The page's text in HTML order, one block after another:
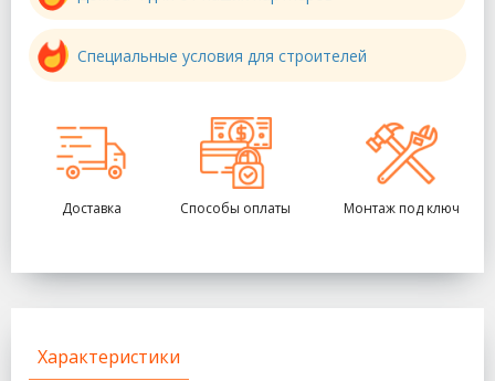
Специальные условия для строителей
Доставка Способы оплаты Монтаж под ключ
Характеристики